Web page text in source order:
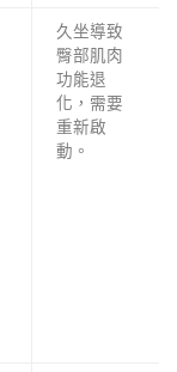
久坐導致
臀部肌肉
功能退
化，需要
重新啟
動。